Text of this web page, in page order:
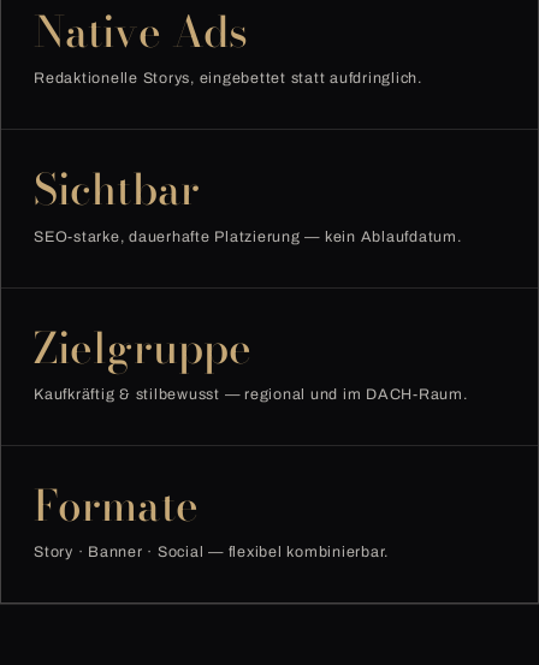
Native Ads
Redaktionelle Storys, eingebettet statt aufdringlich.
Sichtbar
SEO-starke, dauerhafte Platzierung — kein Ablaufdatum.
Zielgruppe
Kaufkräftig & stilbewusst — regional und im DACH-Raum.
Formate
Story · Banner · Social — flexibel kombinierbar.